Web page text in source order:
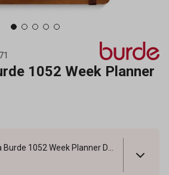
1052 Week Planner